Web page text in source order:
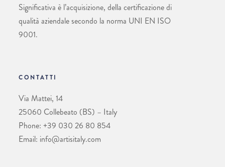
Significativa è l’acquisizione, della certificazione di
qualità aziendale secondo la norma UNI EN ISO
9001.
CONTATTI
Via Mattei, 14
25060 Collebeato (BS) – Italy
Phone: +39 030 26 80 854
Email: info@artisitaly.com